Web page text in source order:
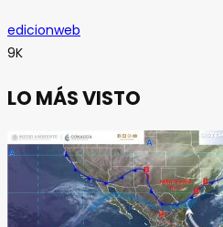
edicionweb
9K
LO MÁS VISTO